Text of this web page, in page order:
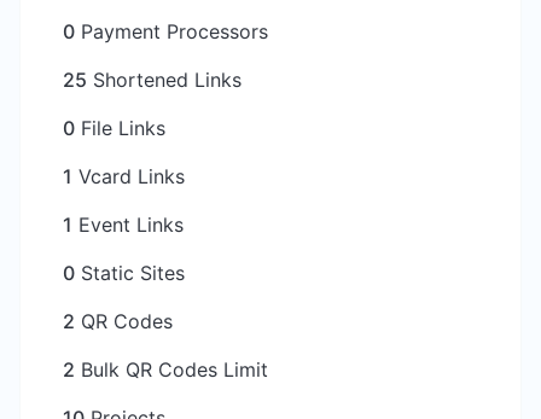
0 Payment Processors
25 Shortened Links
0 File Links
1 Vcard Links
1 Event Links
0 Static Sites
2 QR Codes
2 Bulk QR Codes Limit